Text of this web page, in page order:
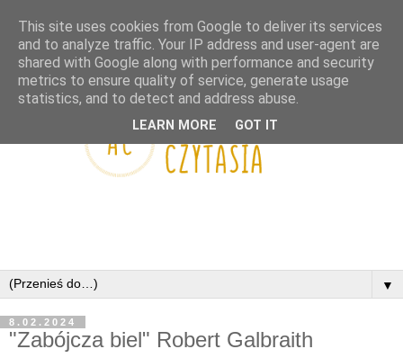
▼
8.02.2024
"Zabójcza biel" Robert Galbraith
This site uses cookies from Google to deliver its services
and to analyze traffic. Your IP address and user-agent are
shared with Google along with performance and security
metrics to ensure quality of service, generate usage
statistics, and to detect and address abuse.
LEARN MORE GOT IT